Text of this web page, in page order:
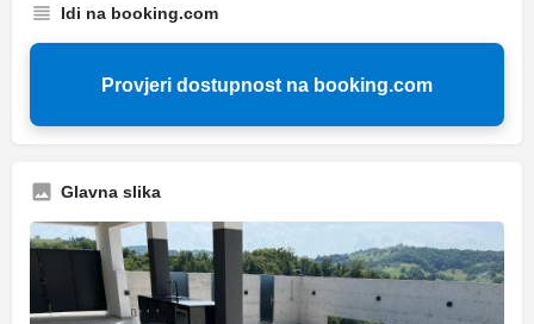
Idi na booking.com
Provjeri dostupnost na booking.com
Glavna slika